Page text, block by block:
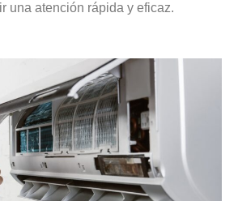
una atención rápida y eficaz.